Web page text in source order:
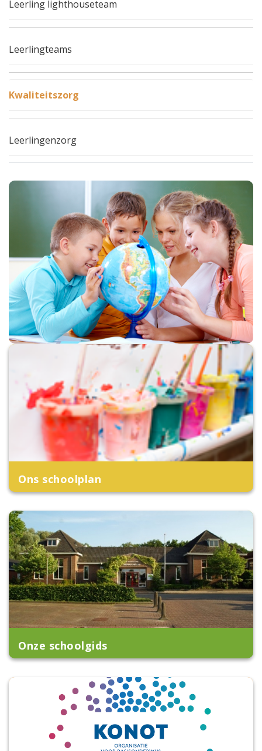
Leerling lighthouseteam
Leerlingteams
Kwaliteitszorg
Leerlingenzorg
Ons schoolplan
Onze schoolgids